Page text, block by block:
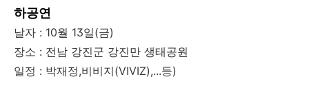
하공연
날자 : 10월 13일(금)
장소 : 전남 강진군 강진만 생태공원
일정 : 박재정,비비지(VIVIZ),...등)